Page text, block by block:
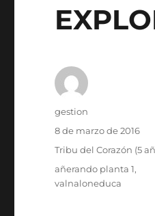
Autor
gestion
Publicado
8 de marzo de 2016
Categorías
Tribu del Corazón (5
Etiquetas
añerando planta 1,
valnaloneduca